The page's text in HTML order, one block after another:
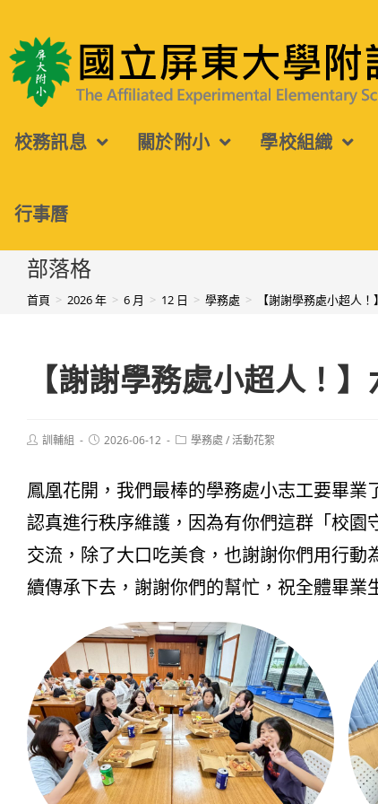
轉
至
要
容
國立屏東大學附設實驗國民小學
校務訊息 關於附小 學校組織
行事曆
部落格
首頁 > 2026 年 > 6 月 > 12 日 > 學務處 > 【謝謝學務處小超人
【謝謝學務處小超人！
Post訓輔組
Post2026-06-12
Post學務處 /活動花絮
鳳凰花開，我們最棒的學務處小志工要畢
認真進行秩序維護，因為有你們這群「校
交流，除了大口吃美食，也謝謝你們用行
續傳承下去，謝謝你們的幫忙，祝全體畢業